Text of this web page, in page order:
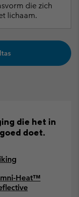
die zich
lichaam.
die het in
doet.
Heat™